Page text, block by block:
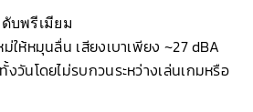
ดับพรีเมียม
ให้หมุนลื่น เสียงเบาเพียง ~27 dBA
งวันโดยไม่รบกวนระหว่างเล่นเกมหรือ